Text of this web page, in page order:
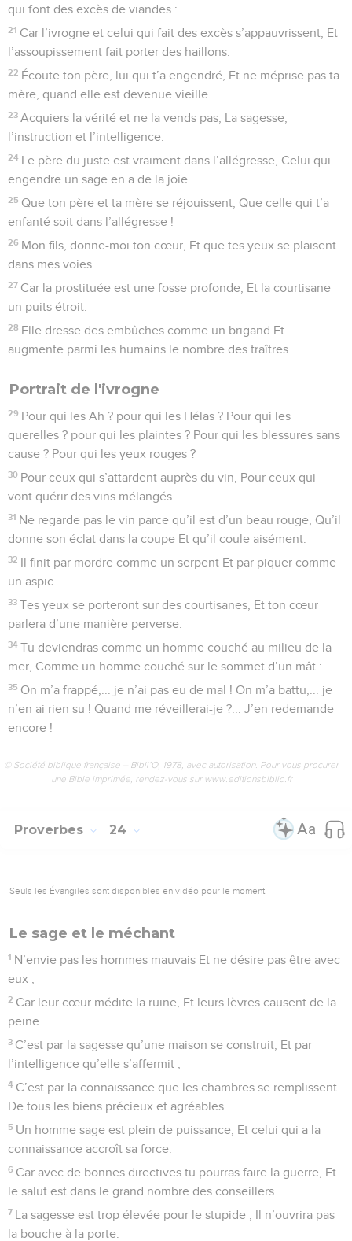
qui font des excès de viandes :
21 Car l’ivrogne et celui qui fait des excès s’appauvrissent, Et
l’assoupissement fait porter des haillons.
22 Écoute ton père, lui qui t’a engendré, Et ne méprise pas ta
mère, quand elle est devenue vieille.
23 Acquiers la vérité et ne la vends pas, La sagesse,
l’instruction et l’intelligence.
24 Le père du juste est vraiment dans l’allégresse, Celui qui
engendre un sage en a de la joie.
25 Que ton père et ta mère se réjouissent, Que celle qui t’a
enfanté soit dans l’allégresse !
26 Mon fils, donne-moi ton cœur, Et que tes yeux se plaisent
dans mes voies.
27 Car la prostituée est une fosse profonde, Et la courtisane
un puits étroit.
28 Elle dresse des embûches comme un brigand Et
augmente parmi les humains le nombre des traîtres.
Portrait de l'ivrogne
29 Pour qui les Ah ? pour qui les Hélas ? Pour qui les
querelles ? pour qui les plaintes ? Pour qui les blessures sans
cause ? Pour qui les yeux rouges ?
30 Pour ceux qui s’attardent auprès du vin, Pour ceux qui
vont quérir des vins mélangés.
31 Ne regarde pas le vin parce qu’il est d’un beau rouge, Qu’il
donne son éclat dans la coupe Et qu’il coule aisément.
32 Il finit par mordre comme un serpent Et par piquer comme
un aspic.
33 Tes yeux se porteront sur des courtisanes, Et ton cœur
parlera d’une manière perverse.
34 Tu deviendras comme un homme couché au milieu de la
mer, Comme un homme couché sur le sommet d’un mât :
35 On m’a frappé,... je n’ai pas eu de mal ! On m’a battu,... je
n’en ai rien su ! Quand me réveillerai-je ?... J’en redemande
encore !
© Société biblique française – Bibli’O, 1978, avec autorisation. Pour vous procurer
une Bible imprimée, rendez-vous sur www.editionsbiblio.fr
Proverbes 24
Seuls les Évangiles sont disponibles en vidéo pour le moment.
Le sage et le méchant
1 N’envie pas les hommes mauvais Et ne désire pas être avec
eux ;
2 Car leur cœur médite la ruine, Et leurs lèvres causent de la
peine.
3 C’est par la sagesse qu’une maison se construit, Et par
l’intelligence qu’elle s’affermit ;
4 C’est par la connaissance que les chambres se remplissent
De tous les biens précieux et agréables.
5 Un homme sage est plein de puissance, Et celui qui a la
connaissance accroît sa force.
6 Car avec de bonnes directives tu pourras faire la guerre, Et
le salut est dans le grand nombre des conseillers.
7 La sagesse est trop élevée pour le stupide ; Il n’ouvrira pas
la bouche à la porte.